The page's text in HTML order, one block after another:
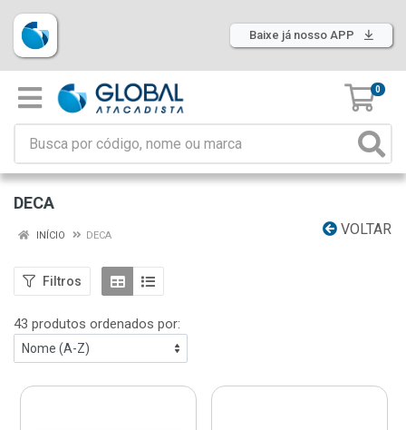
Baixe já nosso APP
0
DECA
VOLTAR
INÍCIO DECA
Filtros
43 produtos ordenados por: